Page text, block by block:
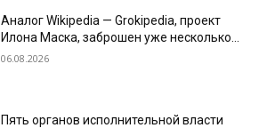
Аналог Wikipedia — Grokipedia, проект
Илона Маска, заброшен уже несколько
месяцев
06.08.2026
Пять органов исполнительной власти